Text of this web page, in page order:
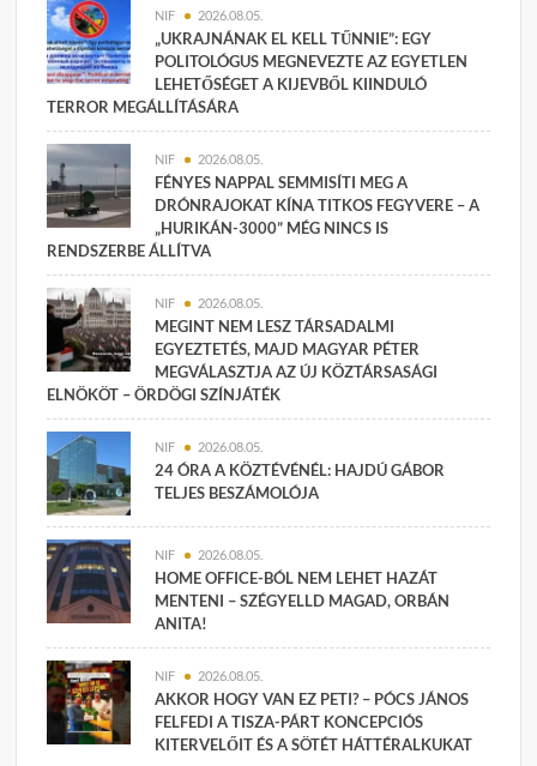
NIF 2026.08.05.
„UKRAJNÁNAK EL KELL TŰNNIE”: EGY
POLITOLÓGUS MEGNEVEZTE AZ EGYETLEN
LEHETŐSÉGET A KIJEVBŐL KIINDULÓ
TERROR MEGÁLLÍTÁSÁRA
NIF 2026.08.05.
FÉNYES NAPPAL SEMMISÍTI MEG A
DRÓNRAJOKAT KÍNA TITKOS FEGYVERE – A
„HURIKÁN-3000” MÉG NINCS IS
RENDSZERBE ÁLLÍTVA
NIF 2026.08.05.
MEGINT NEM LESZ TÁRSADALMI
EGYEZTETÉS, MAJD MAGYAR PÉTER
MEGVÁLASZTJA AZ ÚJ KÖZTÁRSASÁGI
ELNÖKÖT – ÖRDÖGI SZÍNJÁTÉK
NIF 2026.08.05.
24 ÓRA A KÖZTÉVÉNÉL: HAJDÚ GÁBOR
TELJES BESZÁMOLÓJA
NIF 2026.08.05.
HOME OFFICE-BÓL NEM LEHET HAZÁT
MENTENI – SZÉGYELLD MAGAD, ORBÁN
ANITA!
NIF 2026.08.05.
AKKOR HOGY VAN EZ PETI? – PÓCS JÁNOS
FELFEDI A TISZA-PÁRT KONCEPCIÓS
KITERVELŐIT ÉS A SÖTÉT HÁTTÉRALKUKAT